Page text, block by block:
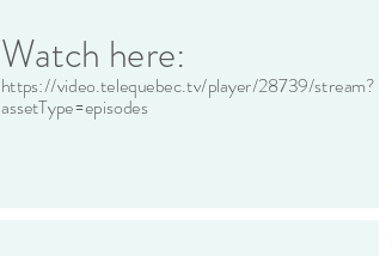
Watch here:
https://video.telequebec.tv/player/28739/stream?
assetType=episodes